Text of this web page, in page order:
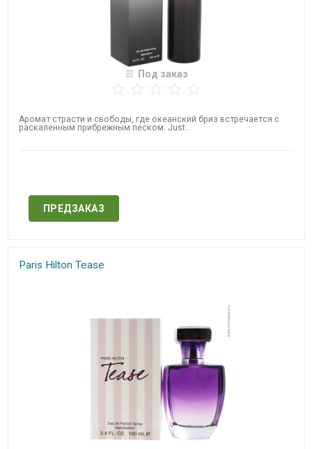
Под заказ
Аромат страсти и свободы, где океанский бриз встречается с
раскаленным прибрежным песком. Just...
ПРЕДЗАКАЗ
Paris Hilton Tease